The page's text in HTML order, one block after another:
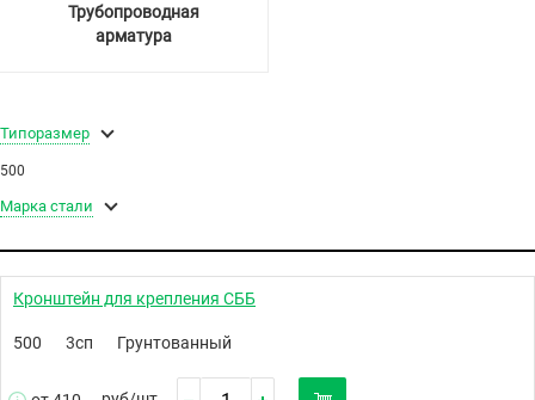
Трубопроводная
арматура
Типоразмер
500
Марка стали
Кронштейн для крепления СББ
500 3сп Грунтованный